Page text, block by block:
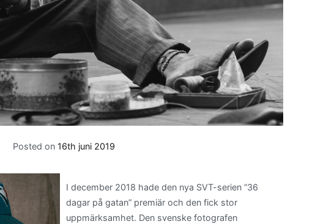
Posted on 16th juni 2019
I december 2018 hade den nya SVT-serien ”36
dagar på gatan” premiär och den fick stor
uppmärksamhet. Den svenske fotografen